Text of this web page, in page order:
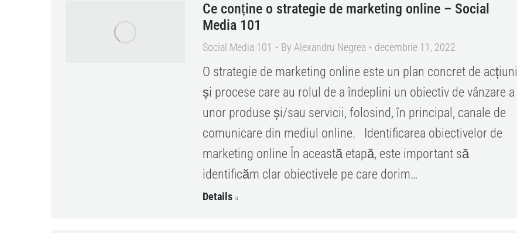
Ce conține o strategie de marketing online – Social
Media 101
Social Media 101 By Alexandru Negrea decembrie 11, 2022
O strategie de marketing online este un plan concret de acțiuni
și procese care au rolul de a îndeplini un obiectiv de vânzare a
unor produse și/sau servicii, folosind, în principal, canale de
comunicare din mediul online. Identificarea obiectivelor de
marketing online În această etapă, este important să
identificăm clar obiectivele pe care dorim…
Details